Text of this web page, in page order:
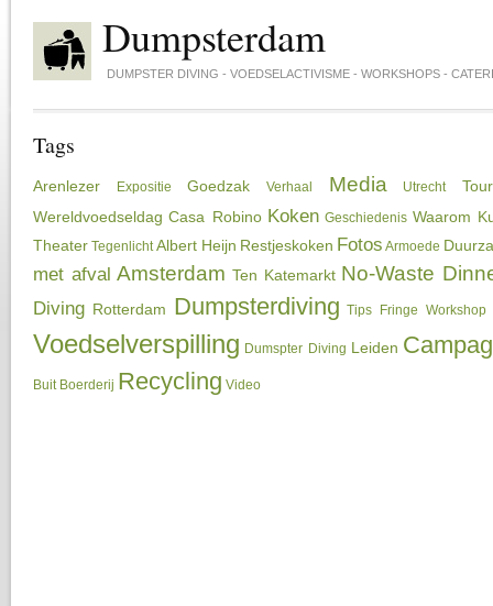
Dumpsterdam
DUMPSTER DIVING - VOEDSELACTIVISME - WORKSHOPS -
Tags
Arenlezer Expositie Goedzak Verhaal Media Utrecht
Tour
Wereldvoedseldag Casa Robino Koken Geschiedenis Waarom
Theater Tegenlicht Albert Heijn Restjeskoken Fotos Armoede
met afval Amsterdam Ten Katemarkt No-Waste
Diving Rotterdam Dumpsterdiving Tips Fringe Workshop
Voedselverspilling Dumspter Diving Leiden
Buit Boerderij Recycling Video